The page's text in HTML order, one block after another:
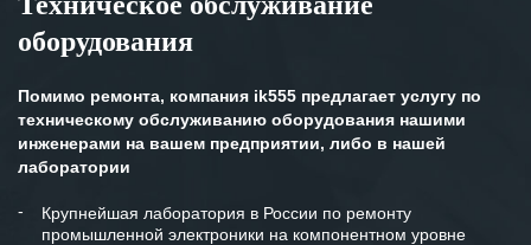
Особенно хочется отметить высокую
клиентоориентированность
готовность помочь в самых сложных
Мы высоко ценим сложившиеся
и доверительные партнерские
отношения и искренне желаем
оборудования
Помимо ремонта, компания ik555 предлагает услугу по
техническому обслуживанию оборудования нашими
инженерами на вашем предприятии, либо в нашей
лаборатории
Крупнейшая лаборатория в России по ремонту
промышленной электроники на компонентном уровне